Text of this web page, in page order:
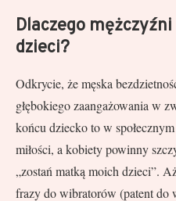
Dlaczego
dzieci?
Odkrycie, że męska
głębokiego zaangażowania w
końcu dziecko to w
miłości, a kobiety powinny
„zostań matką moich dzieci”.
frazy do wibratorów (patent do